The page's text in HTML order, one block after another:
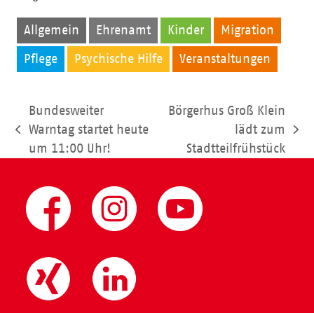
Allgemein Ehrenamt Kinder Migration
Pflege Psychische Hilfe Veranstaltungen
vorheriger
Beitrag:
Bundesweiter
Warntag startet heute
um 11:00 Uhr!
Beitrag:
Börgerhus Groß Klein
lädt zum
Stadtteilfrühstück